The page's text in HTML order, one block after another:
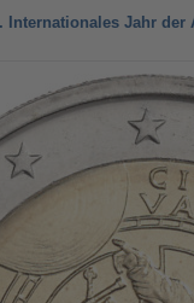
Internationales Jahr der